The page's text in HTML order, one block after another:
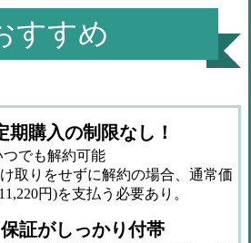
すすめ
期購入の制限なし！
つでも解約可能
取りをせずに解約の場合、通常価
円)を支払う必要あり。
保証がしっかり付帯